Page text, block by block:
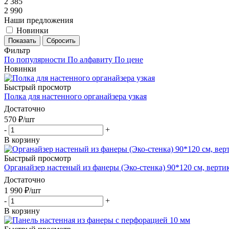
2 990
Наши предложения
Новинки
Показать Сбросить
Фильтр
По популярности По алфавиту По цене
Новинки
Быстрый просмотр
Полка для настенного органайзера узкая
Достаточно
570 ₽/шт
-
+
В корзину
Быстрый просмотр
Органайзер настеный из фанеры (Эко-стенка) 90*120 см,
Достаточно
1 990 ₽/шт
-
+
В корзину